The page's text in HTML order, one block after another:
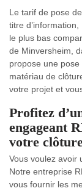
Le tarif de pose
titre
le plus bas
de Minversheim,
propose une
matériau de
votre projet et
Profitez
engageant
votre
Vous voulez avoir
Notre entreprise
vous fournir les